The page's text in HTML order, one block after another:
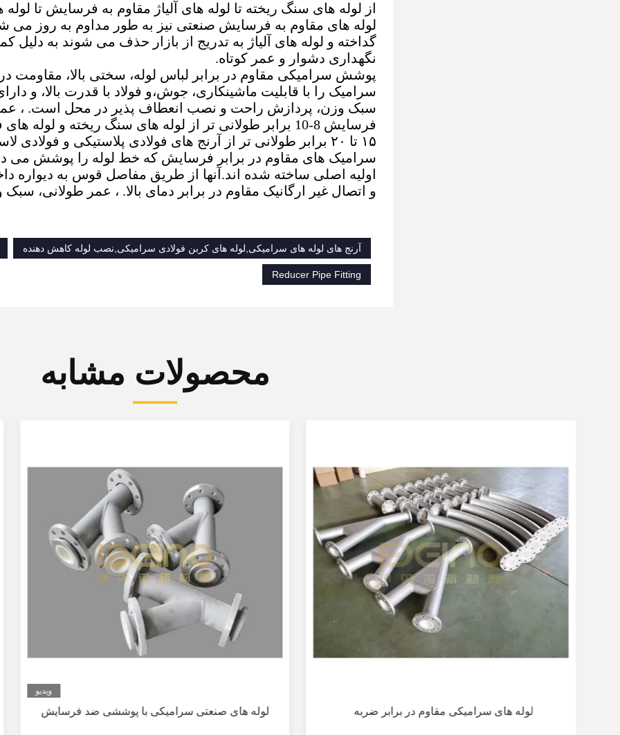
از لوله های سنگ ریخته تا لوله های آلیاژ مقاوم به فرسایش تا
لوله های مقاوم به فرسایش صنعتی نیز به طور مداوم به روز می
گداخته و لوله های آلیاژ به تدریج از بازار حذف می شوند به دلیل
نگهداری دشوار و عمر کوتاه.
پوشش سرامیکی مقاوم در برابر لباس لوله، سختی بالا، مقاومت
سرامیک را با قابلیت ماشینکاری، جوش،و فولاد با قدرت بالا، و
سبک وزن، پردازش راحت و نصب انعطاف پذیر در محل است. ، عمر
فرسایش 8-10 برابر طولانی تر از لوله های سنگ ریخته و
۱۵ تا ۲۰ برابر طولانی تر از آرنج های فولادی پلاستیکی و فولادی لاستیکی.
سرامیک های مقاوم در برابر فرسایش که خط لوله را پوشش می دهند
اولیه اصلی ساخته شده اند.آنها از طریق مفاصل قوس به دیواره
و اتصال غیر ارگانیک مقاوم در برابر دمای بالا. ، عمر طولانی،
آرنج های لوله های سرامیکی,لوله های کربن فولادی سرامیکی,نصب لوله کاهش دهنده
Reducer Pipe Fitting
محصولات مشابه
لوله های سرامیکی مقاوم در برابر ضربه
ویدیو
لوله های صنعتی سرامیکی با پوششی ضد فرسایش